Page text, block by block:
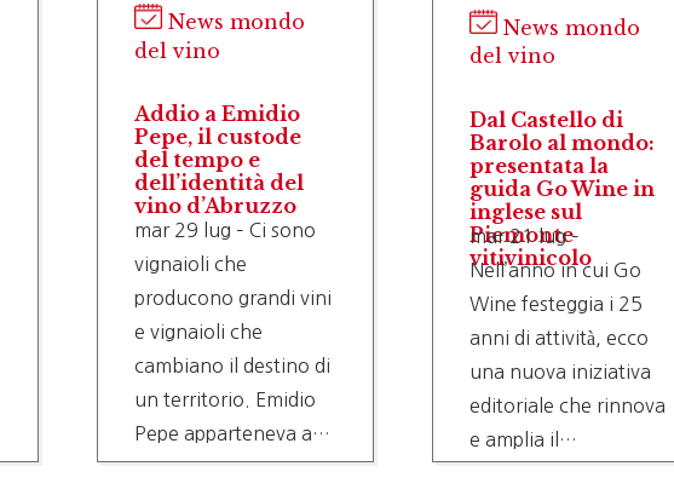
News mondo
del vino
Addio a Emidio
Pepe, il custode
del tempo e
dell’identità del
vino d’Abruzzo
mar 29 lug – Ci sono
vignaioli che
producono grandi vini
e vignaioli che
cambiano il destino di
un territorio. Emidio
Pepe apparteneva a
questa seconda…
News mondo
del vino
Dal Castello di
Barolo al mondo:
presentata la
guida Go Wine in
inglese sul
Piemonte
vitivinicolo
mar 21 lug –
Nell’anno in cui Go
Wine festeggia i 25
anni di attività, ecco
una nuova iniziativa
editoriale che rinnova
e amplia il…